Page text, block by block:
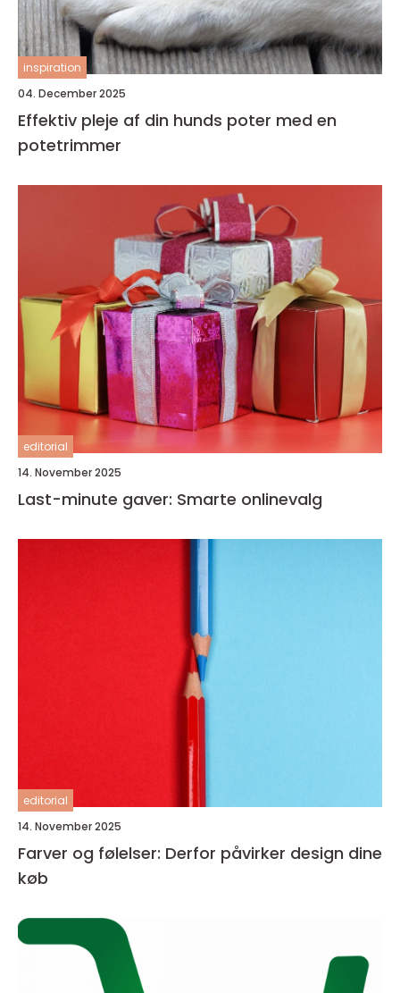
inspiration
04. December 2025
Effektiv pleje af din hunds poter med en
potetrimmer
editorial
14. November 2025
Last-minute gaver: Smarte onlinevalg
editorial
14. November 2025
Farver og følelser: Derfor påvirker design dine
køb